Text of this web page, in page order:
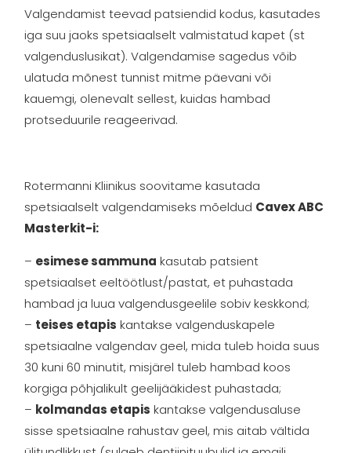
Valgendamist teevad patsiendid kodus, kasutades
iga suu jaoks spetsiaalselt valmistatud kapet (st
valgenduslusikat). Valgendamise sagedus võib
ulatuda mõnest tunnist mitme päevani või
kauemgi, olenevalt sellest, kuidas hambad
protseduurile reageerivad.
Rotermanni Kliinikus soovitame kasutada
spetsiaalselt valgendamiseks mõeldud Cavex ABC
Masterkit-i:
– esimese sammuna kasutab patsient
spetsiaalset eeltöötlust/pastat, et puhastada
hambad ja luua valgendusgeelile sobiv keskkond;
– teises etapis kantakse valgenduskapele
spetsiaalne valgendav geel, mida tuleb hoida suus
30 kuni 60 minutit, misjärel tuleb hambad koos
korgiga põhjalikult geelijääkidest puhastada;
– kolmandas etapis kantakse valgendusaluse
sisse spetsiaalne rahustav geel, mis aitab vältida